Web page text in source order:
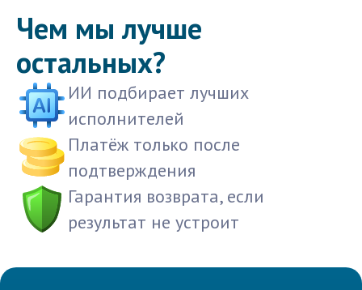
Чем мы лучше
остальных?
ИИ подбирает лучших
исполнителей
Платёж только после
подтверждения
Гарантия возврата, если
результат не устроит